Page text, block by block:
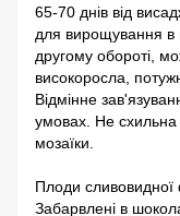
65-70 днів від
для вирощування в
другому обороті,
високоросла,
Відмінне
умовах. Не схильна
мозаїки.
Плоди сливовидної
Забарвлені в